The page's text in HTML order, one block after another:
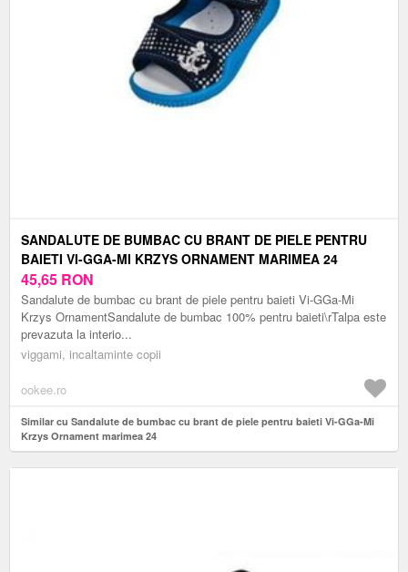
SANDALUTE DE BUMBAC CU BRANT DE PIELE PENTRU
BAIETI VI-GGA-MI KRZYS ORNAMENT MARIMEA 24
45,65 RON
Sandalute de bumbac cu brant de piele pentru baieti Vi-GGa-Mi
Krzys OrnamentSandalute de bumbac 100% pentru baieti\rTalpa este
prevazuta la interio...
viggami, incaltaminte copii
ookee.ro
Similar cu Sandalute de bumbac cu brant de piele pentru baieti Vi-GGa-Mi
Krzys Ornament marimea 24